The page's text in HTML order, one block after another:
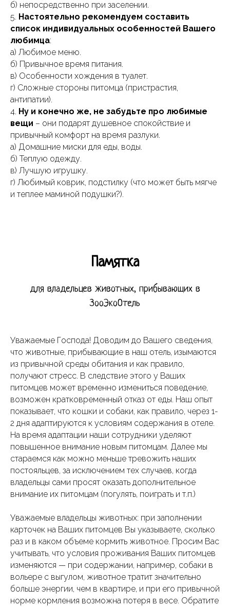
б) непосредственно при заселении.
5. Настоятельно рекомендуем составить
список индивидуальных особенностей Вашего
любимца:
а) Любимое меню.
б) Привычное время питания.
в) Особенности хождения в туалет.
г) Сложные стороны питомца (пристрастия,
антипатии).
4. Ну и конечно же, не забудьте про любимые
вещи – они подарят душевное спокойствие и
привычный комфорт на время разлуки.
а) Домашние миски для еды, воды.
б) Теплую одежду.
в) Лучшую игрушку.
г) Любимый коврик, подстилку (что может быть мягче
и теплее маминой подушки?).
Памятка
для владельцев животных, прибывающих в
ЗооЭкоОтель
Уважаемые Господа! Доводим до Вашего сведения,
что животные, прибывающие в наш отель, изымаются
из привычной среды обитания и как правило,
получают стресс. В следствие этого у Ваших
питомцев может временно измениться поведение,
возможен кратковременный отказ от еды. Наш опыт
показывает, что кошки и собаки, как правило, через 1-
2 дня адаптируются к условиям содержания в отеле.
На время адаптации наши сотрудники уделяют
повышенное внимание новым питомцам. Далее мы
стараемся как можно меньше тревожить наших
постояльцев, за исключением тех случаев, когда
владельцы сами просят оказать дополнительное
внимание их питомцам (погулять, поиграть и т.п.)
Уважаемые владельцы животных: при заполнении
карточек на Ваших питомцев Вы указываете, сколько
раз и в каком объеме кормить животное. Просим Вас
учитывать, что условия проживания Ваших питомцев
изменяются — при содержании, например, собаки в
вольере с выгулом, животное тратит значительно
больше энергии, чем в квартире, и при его привычной
норме кормления возможна потеря в весе. Обратите